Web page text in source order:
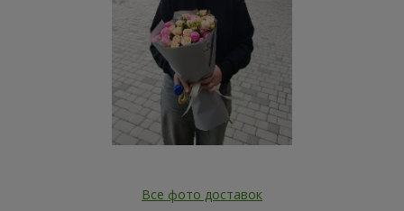
Все фото доставок